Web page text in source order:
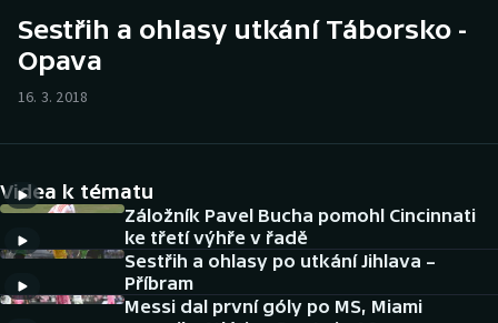
Hokej
Cyklistika
DALŠÍ SPORTY
Sestřih a ohlasy utkání Táborsko -
Opava
16. 3. 2018
Videa k tématu
Záložník Pavel Bucha pomohl Cincinnati
ke třetí výhře v řadě
Sestřih a ohlasy po utkání Jihlava –
Příbram
Messi dal první góly po MS, Miami